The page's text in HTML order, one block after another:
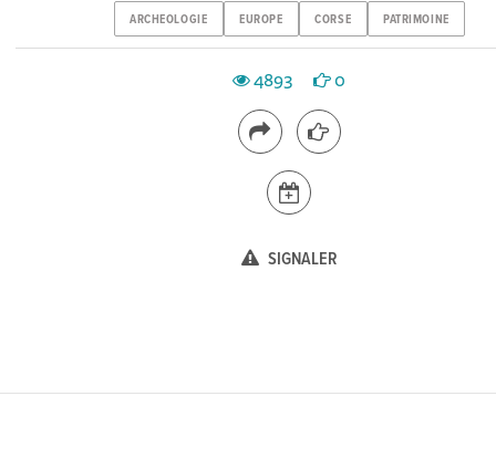
ARCHEOLOGIE EUROPE CORSE PATRIMOINE
4893 0
SIGNALER